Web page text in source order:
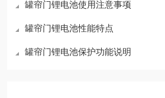
罐帘门锂电池使用注意事项
罐帘门锂电池性能特点
罐帘门锂电池保护功能说明